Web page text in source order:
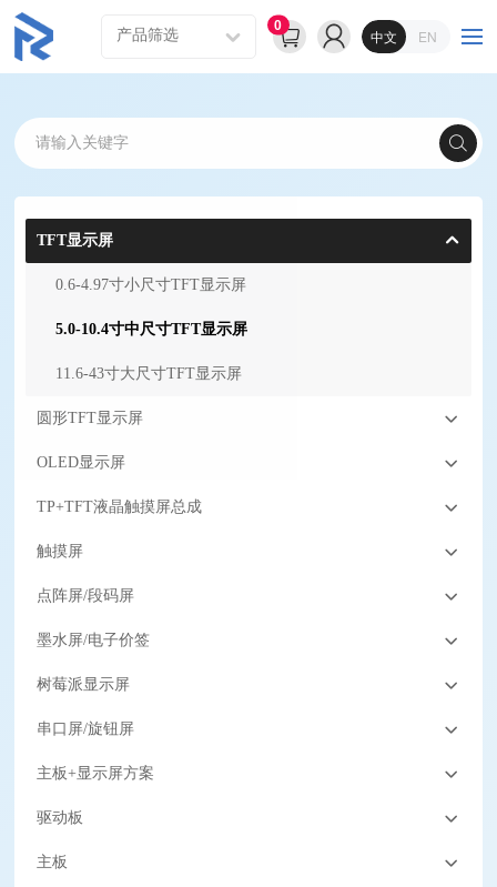
0
中文 EN
TFT显示屏
0.6-4.97寸小尺寸TFT显示屏
5.0-10.4寸中尺寸TFT显示屏
11.6-43寸大尺寸TFT显示屏
圆形TFT显示屏
OLED显示屏
TP+TFT液晶触摸屏总成
触摸屏
点阵屏/段码屏
墨水屏/电子价签
树莓派显示屏
串口屏/旋钮屏
主板+显示屏方案
驱动板
主板